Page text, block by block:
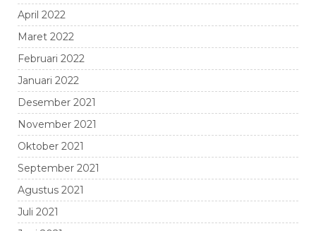
April 2022
Maret 2022
Februari 2022
Januari 2022
Desember 2021
November 2021
Oktober 2021
September 2021
Agustus 2021
Juli 2021